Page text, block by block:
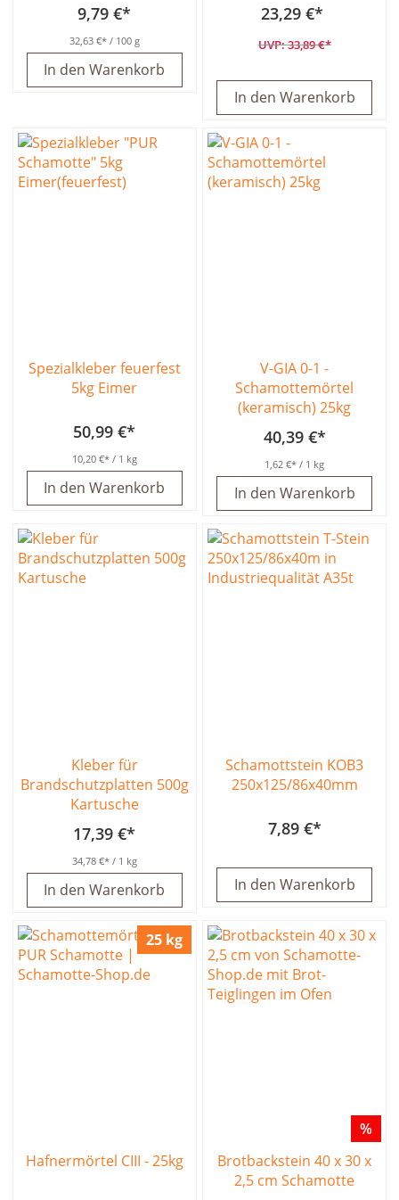
9,79 €
32,63 € / 100 g
In den Warenkorb
23,29 €
33,89 €
In den Warenkorb
Spezialkleber feuerfest
5kg Eimer
50,99 €
10,20 € / 1 kg
In den Warenkorb
V-GIA 0-1 -
Schamottemörtel
(keramisch) 25kg
40,39 €
1,62 € / 1 kg
In den Warenkorb
Kleber für
Brandschutzplatten 500g
Kartusche
17,39 €
34,78 € / 1 kg
In den Warenkorb
Schamottstein KOB3
250x125/86x40mm
7,89 €
In den Warenkorb
25 kg
Hafnermörtel CIII - 25kg
%
Brotbackstein 40 x 30 x
2,5 cm Schamotte